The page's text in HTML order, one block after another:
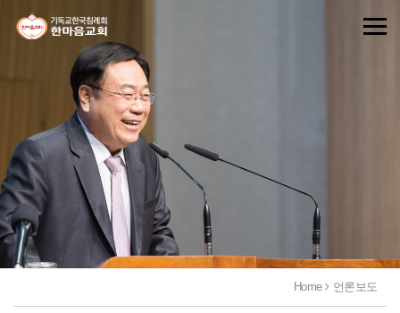
Home 언론보도